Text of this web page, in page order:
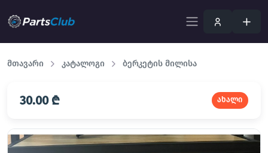
მთავარი კატალოგი ბერკეტის მილისა
30.00 ₾ ახალი